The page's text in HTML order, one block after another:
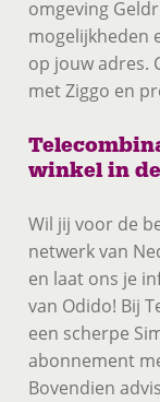
omgeving
mogelijkheden
op jouw adres.
met Ziggo en
winkel in
Wil jij voor de
netwerk van
en laat ons je
van Odido! Bij
een scherpe
abonnement
Bovendien